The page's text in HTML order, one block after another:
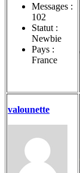
Messages :
102
Statut :
Newbie
Pays :
France
valounette